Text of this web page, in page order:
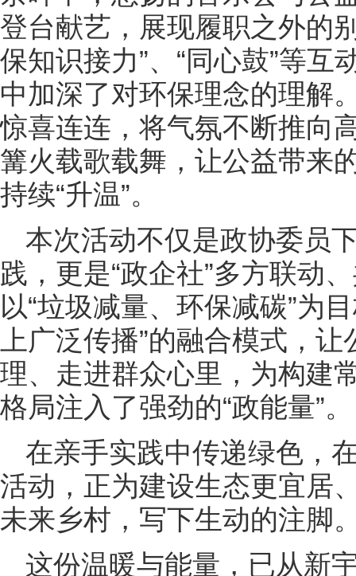
登台献艺，展现履职之外的
保知识接力”、“同心鼓”等
中加深了对环保理念的理解
惊喜连连，将气氛不断推向
篝火载歌载舞，让公益带来
持续“升温”。
本次活动不仅是政协委员
践，更是“政企社”多方联动
以“垃圾减量、环保减碳”为
上广泛传播”的融合模式，
理、走进群众心里，为构建
格局注入了强劲的“政能量”。
在亲手实践中传递绿色，
活动，正为建设生态更宜居
未来乡村，写下生动的注脚
这份温暖与能量，已从新